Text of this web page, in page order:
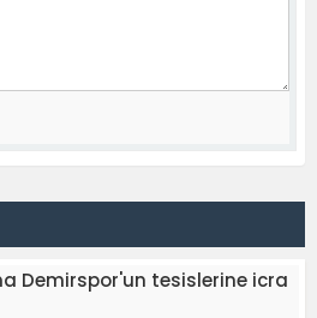
Demirspor'un tesislerine icra